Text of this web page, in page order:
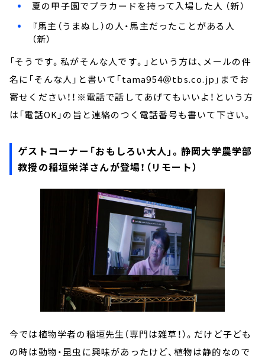
夏の甲子園でプラカードを持って入場した人 （新）
『馬主（うまぬし）の人・馬主だったことがある人
（新）
「そうです。私がそんな人です。」という方は、メールの件
名に「そんな人」と書いて「tama954＠tbs.co.jp」までお
寄せください！！※電話で話してあげてもいいよ！という方
は「電話OK」の旨と連絡のつく電話番号も書いて下さい。
ゲストコーナー「おもしろい大人」。静岡大学農学部
教授の稲垣栄洋さんが登場！（リモート）
今では植物学者の稲垣先生（専門は雑草！）。だけど子ども
の時は動物・昆虫に興味があったけど、植物は静的なので